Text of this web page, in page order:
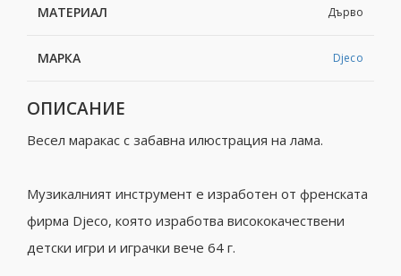
МАТЕРИАЛ Дърво
МАРКА Djeco
ОПИСАНИЕ
Весел маракас с забавна илюстрация на лама.
Музикалният инструмент е изработен от френската
фирма Djeco, която изработва висококачествени
детски игри и играчки вече 64 г.